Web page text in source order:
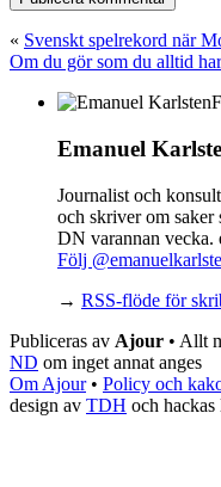
« Svenskt spelrekord när
Om du gör som du alltid
Emanuel
Journalist och
och skriver om
DN varannan vecka.
Följ
→ RSS-flöde för
Publiceras av Ajour • Allt
ND om inget annat anges
Om Ajour• Policy och
design av TDH och hackas